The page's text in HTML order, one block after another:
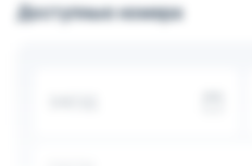
В пользование гостей
Доступные номера